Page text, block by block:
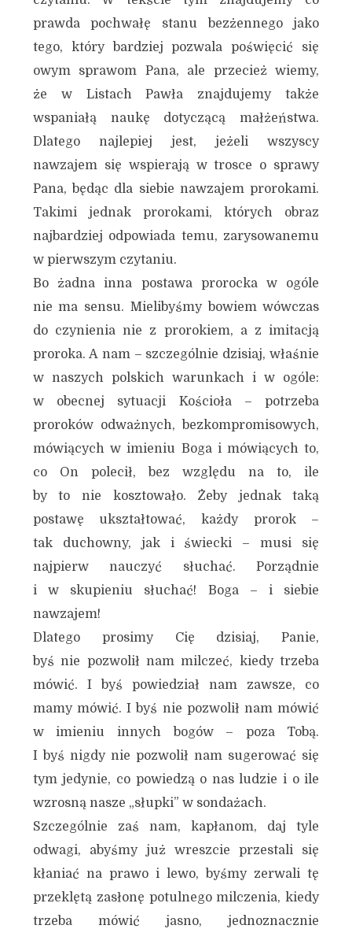
prawda pochwałę stanu bezżennego jako
tego, który bardziej pozwala poświęcić się
owym sprawom Pana, ale przecież wiemy,
że w Listach Pawła znajdujemy także
wspaniałą naukę dotyczącą małżeństwa.
Dlatego najlepiej jest, jeżeli wszyscy
nawzajem się wspierają w trosce o sprawy
Pana, będąc dla siebie nawzajem prorokami.
Takimi jednak prorokami, których obraz
najbardziej odpowiada temu, zarysowanemu
w pierwszym czytaniu.
Bo żadna inna postawa prorocka w ogóle
nie ma sensu. Mielibyśmy bowiem wówczas
do czynienia nie z prorokiem, a z imitacją
proroka. A nam – szczególnie dzisiaj, właśnie
w naszych polskich warunkach i w ogóle:
w obecnej sytuacji Kościoła – potrzeba
proroków odważnych, bezkompromisowych,
mówiących w imieniu Boga i mówiących to,
co On polecił, bez względu na to, ile
by to nie kosztowało. Żeby jednak taką
postawę ukształtować, każdy prorok –
tak duchowny, jak i świecki – musi się
najpierw nauczyć słuchać. Porządnie
i w skupieniu słuchać! Boga – i siebie
nawzajem!
Dlatego prosimy Cię dzisiaj, Panie,
byś nie pozwolił nam milczeć, kiedy trzeba
mówić. I byś powiedział nam zawsze, co
mamy mówić. I byś nie pozwolił nam mówić
w imieniu innych bogów – poza Tobą.
I byś nigdy nie pozwolił nam sugerować się
tym jedynie, co powiedzą o nas ludzie i o ile
wzrosną nasze „słupki” w sondażach.
Szczególnie zaś nam, kapłanom, daj tyle
odwagi, abyśmy już wreszcie przestali się
kłaniać na prawo i lewo, byśmy zerwali tę
przeklętą zasłonę potulnego milczenia, kiedy
trzeba mówić jasno, jednoznacznie